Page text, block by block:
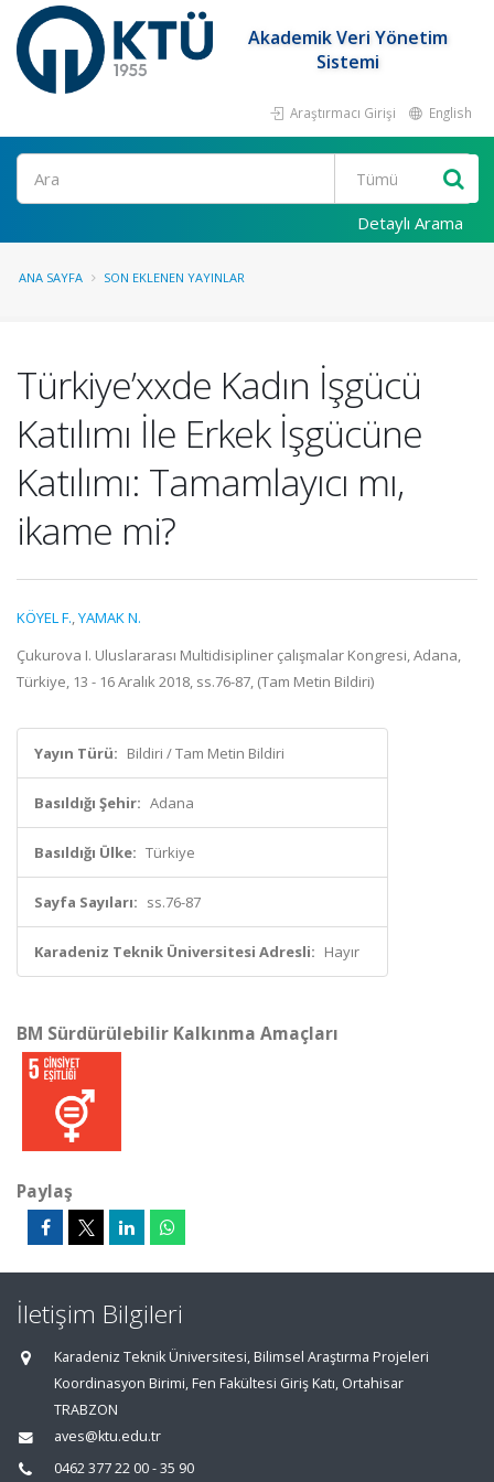
Akademik Veri Yönetim
Sistemi
Araştırmacı Girişi English
Ara
Detaylı Arama
ANA SAYFA SON EKLENEN YAYINLAR
Türkiye’xxde Kadın İşgücü
Katılımı İle Erkek İşgücüne
Katılımı: Tamamlayıcı mı,
ikame mi?
KÖYEL F.,YAMAK N.
Çukurova I. Uluslararası Multidisipliner çalışmalar Kongresi, Adana,
Türkiye, 13 - 16 Aralık 2018, ss.76-87, (Tam Metin Bildiri)
Yayın Türü: Bildiri / Tam Metin Bildiri
Basıldığı Şehir: Adana
Basıldığı Ülke: Türkiye
Sayfa Sayıları: ss.76-87
Karadeniz Teknik Üniversitesi Adresli: Hayır
BM Sürdürülebilir Kalkınma Amaçları
Paylaş
İletişim Bilgileri
Karadeniz Teknik Üniversitesi, Bilimsel Araştırma Projeleri
Koordinasyon Birimi, Fen Fakültesi Giriş Katı, Ortahisar
TRABZON
aves@ktu.edu.tr
0462 377 22 00 - 35 90